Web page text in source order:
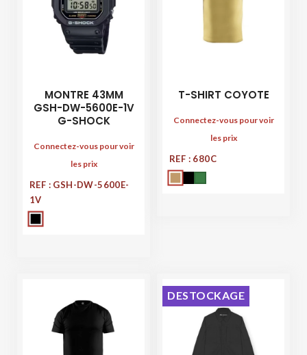
MONTRE 43MM
GSH-DW-5600E-1V
G-SHOCK
Connectez-vous pour voir
les prix
REF : GSH-DW-5600E-
1V
T-SHIRT COYOTE
Connectez-vous pour voir
les prix
REF : 680C
DESTOCKAGE